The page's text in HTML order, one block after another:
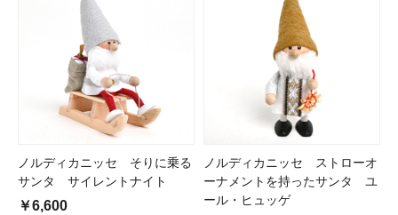
ノルディカニッセ そりに乗る
サンタ サイレントナイト
￥6,600
ノルディカニッセ ストローオ
ーナメントを持ったサンタ ユ
ール・ヒュッゲ